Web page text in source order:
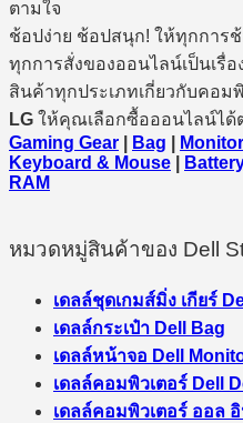
ตามใจ
ช้อปง่าย ช้อปสนุก! ให้ทุกการ
ทุกการสั่งของออนไลน์เป็นเรื่อ
สินค้าทุกประเภทเกี่ยวกับคอม
LG ให้คุณเลือกซื้อออนไลน์ได้
Gaming Gear
Bag Monitor
Keyboard & Mouse
RAM
หมวดหมู่สินค้าของ Dell
เดลล์ชุดเกมส์มิ่ง เกียร์
เดลล์กระเป๋า Dell Bag
เดลล์หน้าจอ Dell
เดลล์คอมพิวเตอร์ Dell
เดลล์คอมพิวเตอร์ ออล